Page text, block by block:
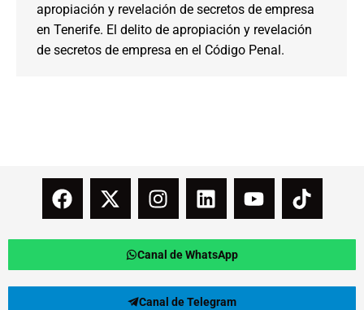
apropiación y revelación de secretos de empresa
en Tenerife. El delito de apropiación y revelación
de secretos de empresa en el Código Penal.
Canal de WhatsApp
Canal de Telegram